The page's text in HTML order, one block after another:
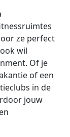
ze perfect
wil
Of je
of een
in de
jouw